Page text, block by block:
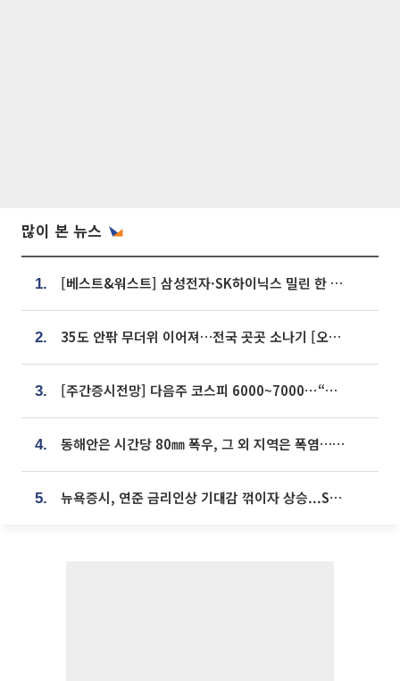
많이 본 뉴스
1. [베스트&워스트] 삼성전자·SK하이닉스 밀린 한 주…상상인증권은 85% 급등
2. 35도 안팎 무더위 이어져…전국 곳곳 소나기 [오늘 날씨]
3. [주간증시전망] 다음주 코스피 6000~7000⋯“外人 수급은 정책이 변수”
4. 동해안은 시간당 80㎜ 폭우, 그 외 지역은 폭염…‘극과 극 날씨’
5. 뉴욕증시, 연준 금리인상 기대감 꺾이자 상승...S&P500 사상 최고치 [종합]